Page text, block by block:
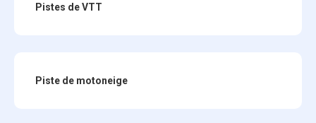
Pistes de VTT
Piste de motoneige